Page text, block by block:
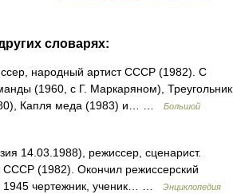
словарях:
народный артист СССР (1982). С
(1960, с Г. Маркаряном), Треугольник
Капля меда (1983) и… …
Большой
14.03.1988), режиссер, сценарист.
(1982). Окончил режиссерский
1945 чертежник, ученик… …
Энциклопедия